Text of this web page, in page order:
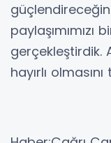
paylaşımımızı
gerçekleştirdik.
hayırlı